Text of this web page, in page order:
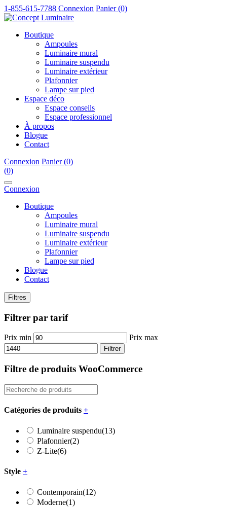
1-855-615-7788 Connexion Panier (0)
Boutique
Ampoules
Luminaire mural
Luminaire suspendu
Luminaire extérieur
Plafonnier
Lampe sur pied
Espace déco
Espace conseils
Espace professionnel
À propos
Blogue
Contact
Connexion Panier (0)
(0)
Connexion
Boutique
Ampoules
Luminaire mural
Luminaire suspendu
Luminaire extérieur
Plafonnier
Lampe sur pied
Blogue
Contact
Filtres
Filtrer par tarif
Prix min Prix max
Filtrer
Filtre de produits WooCommerce
Catégories de produits +
Luminaire suspendu(13)
Plafonnier(2)
Z-Lite(6)
Style +
Contemporain(12)
Moderne(1)